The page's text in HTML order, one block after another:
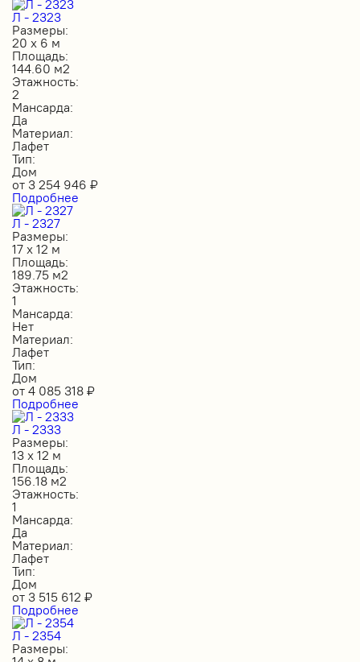
Л - 2323
Размеры:
20 х 6 м
Площадь:
144.60 м2
Этажность:
2
Мансарда:
Да
Материал:
Лафет
Тип:
Дом
от 3 254 946 ₽
Подробнее
Л - 2327
Размеры:
17 х 12 м
Площадь:
189.75 м2
Этажность:
1
Мансарда:
Нет
Материал:
Лафет
Тип:
Дом
от 4 085 318 ₽
Подробнее
Л - 2333
Размеры:
13 х 12 м
Площадь:
156.18 м2
Этажность:
1
Мансарда:
Да
Материал:
Лафет
Тип:
Дом
от 3 515 612 ₽
Подробнее
Л - 2354
Размеры: